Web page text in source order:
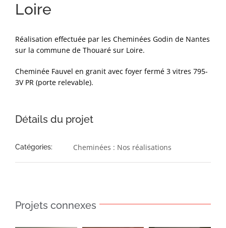
Loire
Réalisation effectuée par les Cheminées Godin de Nantes
sur la commune de Thouaré sur Loire.
Cheminée Fauvel en granit avec foyer fermé 3 vitres 795-
3V PR (porte relevable).
Détails du projet
Catégories: Cheminées : Nos réalisations
Projets connexes